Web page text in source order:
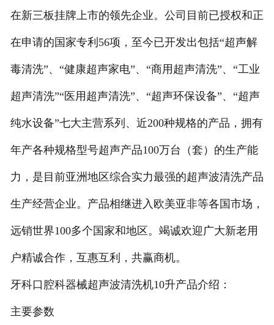
在新三板挂牌上市的领先企业。公司目前已授权和正
在申请的国家专利56项，至今已开发出包括“超声解
毒清洗”、“健康超声家电”、“商用超声清洗”、“工业
超声清洗”“医用超声清洗”、“超声环保设备”、“超声
纯水设备”七大主营系列、近200种规格的产品，拥有
年产各种规格型号超声产品100万台（套）的生产能
力，是目前亚洲地区综合实力最强的超声波清洗产品
生产经营企业。产品相继进入欧美亚非等各国市场，
远销世界100多个国家和地区。竭诚欢迎广大新老用
户精诚合作，互惠互利，共赢商机。
牙科口腔科器械超声波清洗机10升产品介绍：
主要参数